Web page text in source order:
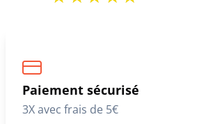
Paiement sécurisé
3X avec frais de 5€